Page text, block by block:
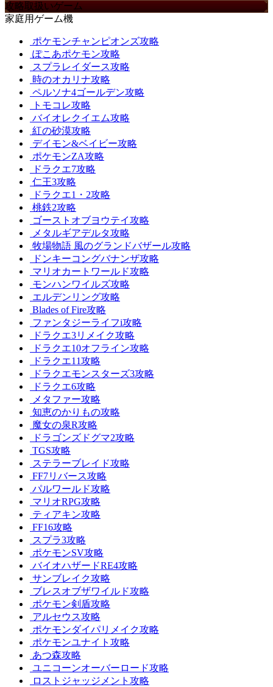
攻略取扱いゲーム
家庭用ゲーム機
ポケモンチャンピオンズ攻略
ぽこあポケモン攻略
スプラレイダース攻略
時のオカリナ攻略
ペルソナ4ゴールデン攻略
トモコレ攻略
バイオレクイエム攻略
紅の砂漠攻略
デイモン&ベイビー攻略
ポケモンZA攻略
ドラクエ7攻略
仁王3攻略
ドラクエ1・2攻略
桃鉄2攻略
ゴーストオブヨウテイ攻略
メタルギアデルタ攻略
牧場物語 風のグランドバザール攻略
ドンキーコングバナンザ攻略
マリオカートワールド攻略
モンハンワイルズ攻略
エルデンリング攻略
Blades of Fire攻略
ファンタジーライフi攻略
ドラクエ3リメイク攻略
ドラクエ10オフライン攻略
ドラクエ11攻略
ドラクエモンスターズ3攻略
ドラクエ6攻略
メタファー攻略
知恵のかりもの攻略
魔女の泉R攻略
ドラゴンズドグマ2攻略
TGS攻略
ステラーブレイド攻略
FF7リバース攻略
パルワールド攻略
マリオRPG攻略
ティアキン攻略
FF16攻略
スプラ3攻略
ポケモンSV攻略
バイオハザードRE4攻略
サンブレイク攻略
ブレスオブザワイルド攻略
ポケモン剣盾攻略
アルセウス攻略
ポケモンダイパリメイク攻略
ポケモンユナイト攻略
あつ森攻略
ユニコーンオーバーロード攻略
ロストジャッジメント攻略